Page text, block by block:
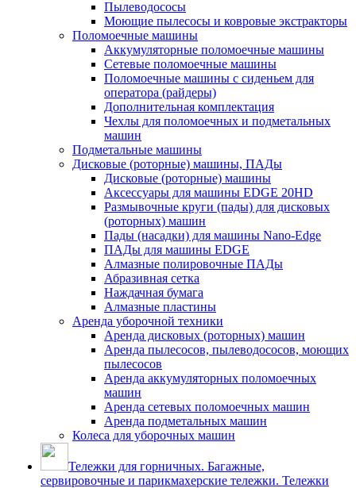
Пылеводососы
Моющие пылесосы и ковровые экстракторы
Поломоечные машины
Аккумуляторные поломоечные машины
Сетевые поломоечные машины
Поломоечные машины с сиденьем для
оператора (райдеры)
Дополнительная комплектация
Чехлы для поломоечных и подметальных
машин
Подметальные машины
Дисковые (роторные) машины, ПАДы
Дисковые (роторные) машины
Аксессуары для машины EDGE 20HD
Размывочные круги (пады) для дисковых
(роторных) машин
Пады (насадки) для машины Nano-Edge
ПАДы для машины EDGE
Алмазные полировочные ПАДы
Абразивная сетка
Наждачная бумага
Алмазные пластины
Аренда уборочной техники
Аренда дисковых (роторных) машин
Аренда пылесосов, пылеводососов, моющих
пылесосов
Аренда аккумуляторных поломоечных
машин
Аренда сетевых поломоечных машин
Аренда подметальных машин
Колеса для уборочных машин
Тележки для горничных. Багажные,
сервировочные и парикмахерские тележки. Тележки